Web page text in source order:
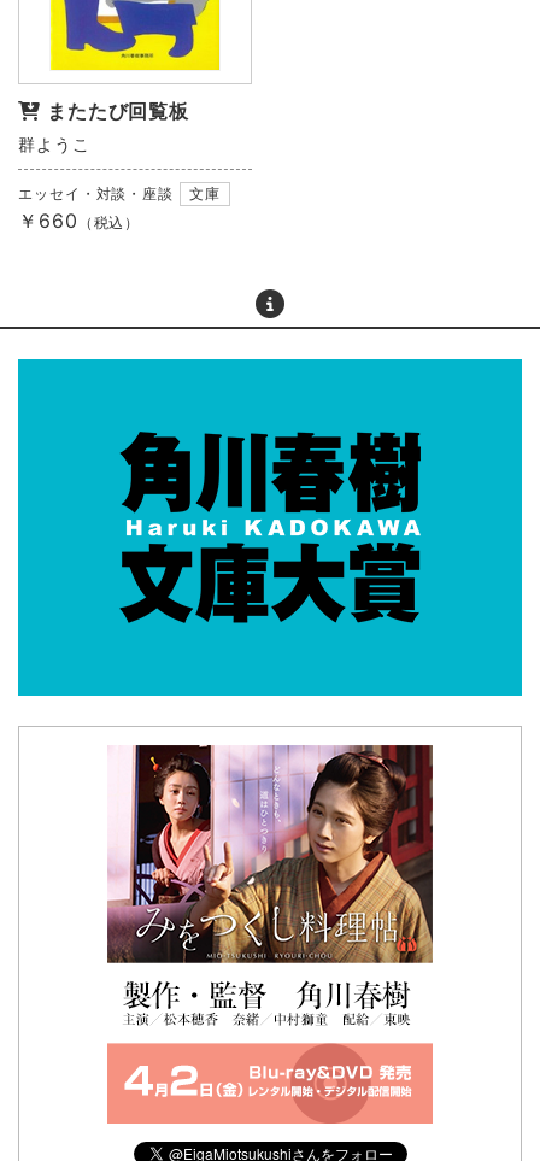
またたび回覧板
群ようこ
エッセイ・対談・座談 文庫
￥660 （税込）